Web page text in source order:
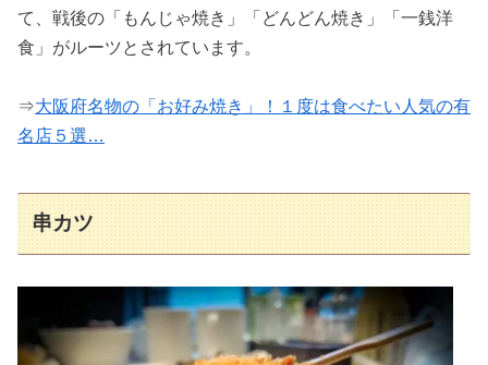
て、戦後の「もんじゃ焼き」「どんどん焼き」「一銭洋
食」がルーツとされています。
⇒大阪府名物の「お好み焼き」！１度は食べたい人気の有
名店５選…
串カツ